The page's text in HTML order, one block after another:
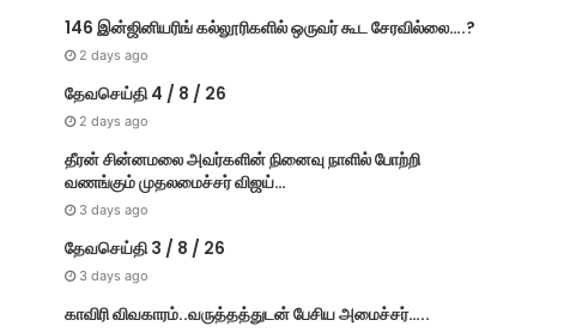
146 இன்ஜினியரிங் கல்லூரிகளில் ஒருவர் கூட சேரவில்லை….?
2 days ago
தேவசெய்தி 4 / 8 / 26
2 days ago
தீரன் சின்னமலை அவர்களின் நினைவு நாளில் போற்றி
வணங்கும் முதலமைச்சர் விஜய்…
3 days ago
தேவசெய்தி 3 / 8 / 26
3 days ago
காவிரி விவகாரம்..வருத்தத்துடன் பேசிய அமைச்சர்…..